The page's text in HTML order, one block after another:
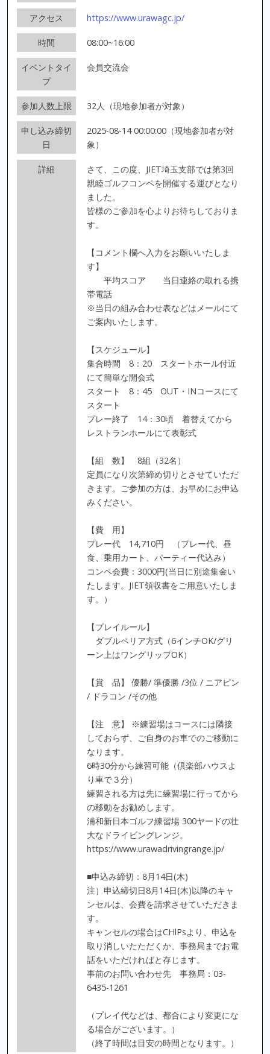
アクセス https://www.urawagc.jp/
時間 08:00~16:00
イベントタイ
プ
会員交流会
参加人数上限 32人（現地参加者が対象）
申し込み締切
日
2025-08-14 00:00:00（現地参加者が対
象）
詳細
さて、この度、JIET埼玉支部では第3回
親睦ゴルフコンペを開催する運びとなり
ました。
皆様のご参加を心よりお待ちしておりま
す。
【コメント欄へ入力をお願いいたしま
す】
平均スコア 当日連絡の取れる携
帯電話
※当日の組み合わせ表などはメールにて
ご案内いたします。
【スケジュール】
集合時間 8：20 スタートホール付近
にて簡単な開会式
スタート 8：45 OUT・INコースにて
スタート
プレー終了 14：30頃 着替えてから
レストランホールにて表彰式
【組 数】 8組（32名）
定員になり次第締め切りとさせていただ
きます。ご参加の方は、お早めにお申込
みください。
【費 用】
プレー代 14,710円 （プレー代、昼
食、乗用カート、パーティー代込み）
コンペ会費：3000円(当日に別途集金い
たします。JIET領収書をご用意いたしま
す。）
【プレイルール】
ダブルペリア方式（6インチOK/グリ
ーン上はワングリップOK）
【賞 品】 優勝/ 準優勝 /3位 / ニアピン
/ ドラコン /その他
【注 意】 ※練習場はコースには隣接
しておらず、ご自身のお車でのご移動に
なります。
6時30分から練習可能（倶楽部ハウスよ
り車で３分）
練習される方は先に練習場に行ってから
の移動をお勧めします。
浦和新日本ゴルフ練習場 300ヤードの壮
大なドライビングレンジ。
https://www.urawadrivingrange.jp/
■申込み締切：8月14日(木)
注）申込締切日8月14日(木)以降のキャ
ンセルは、会費を請求させていただきま
す。
キャンセルの場合はCHlPsより、申込を
取り消しいたただくか、事務局までお電
話をいただければと存じます。
事前のお問い合わせ先 事務局：03-
6435-1261
（プレイ代などは、都合により変更にな
る場合がございます。）
（終了時間は目安の時間となります。）